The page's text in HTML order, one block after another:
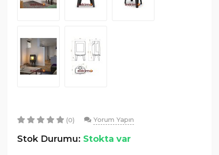
(0) Yorum Yapın
Stok Durumu: Stokta var